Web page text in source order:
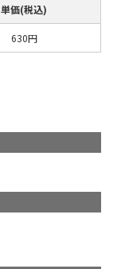
単価(税込)
630円